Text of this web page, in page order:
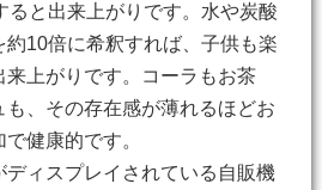
ると出来上がりです。水や炭酸
10倍に希釈すれば、子供も楽
来上がりです。コーラもお茶
も、その存在感が薄れるほどお
健康的です。
ィスプレイされている自販機